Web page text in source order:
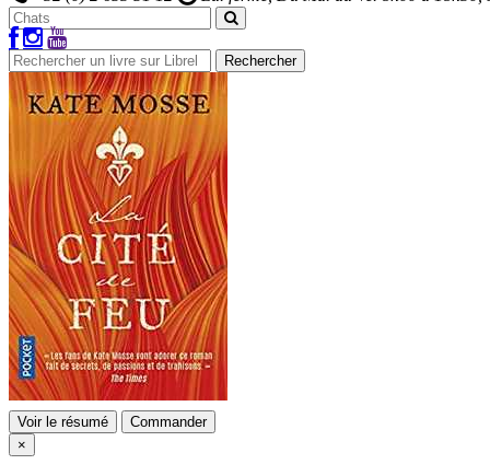
Rechercher
Voir le résumé
Commander
×